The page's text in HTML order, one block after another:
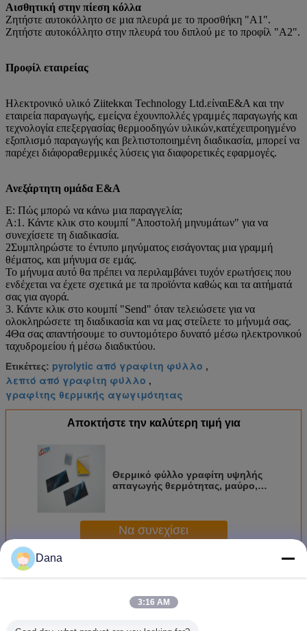
Αισθητική στην πίεση κόλλα
Ζητήστε αυτοκόλλητο σε μια πλευρά με το προσθήκη "A1".
Ζητήστε αυτοκόλλητο στην πλευρά του διπλού με το προφίλ "A2".
Προφίλ εταιρείας
Ηλεκτρονικό υλικό Ziitekκαι Technology Ltd.είναιΕ&Α και την
εταιρεία παραγωγής, εμείςνα έχουνπολλές γραμμές παραγωγής και
τεχνολογία επεξεργασίας θερμοοδηγών υλικών,κατέχειπροηγμένο
εξοπλισμό παραγωγής και βελτιστοποιημένη διαδικασία, μπορεί να
παρέχει διάφοραθερμικές λύσεις για διαφορετικές εφαρμογές.
Ανεξάρτητη ομάδα Ε&Α
Ε: Πώς μπορώ να κάνω μια παραγγελία;
Α:1. Κάντε κλικ στο κουμπί "Αποστολή μηνυμάτων" για να
συνεχίσετε τη διαδικασία.
2Συμπληρώστε το έντυπο μηνύματος εισάγοντας μια γραμμή
θέματος, και μήνυμα σε εμάς.
Το μήνυμα αυτό θα πρέπει να περιλαμβάνει τυχόν ερωτήσεις που
ενδέχεται να έχετε σχετικά με τα προϊόντα καθώς και τα αιτήματά
σας για αγορά.
3. Κάντε κλικ στο κουμπί "Send" όταν τελειώσετε για να
ολοκληρώσετε τη διαδικασία και να μας στείλετε το μήνυμά σας.
4Θα σας απαντήσουμε το συντομότερο δυνατό μέσω ηλεκτρονικού
ταχυδρομείου ή μέσω διαδικτύου.
Ετικέττες: pyrolytic από γραφίτη φύλλο ,
λεπτό από γραφίτη φύλλο ,
γραφίτης θερμικής αγωγιμότητας
Αποκτήστε την καλύτερη τιμή για
Θερμικό φύλλο γραφίτη υψηλής
απαγωγής θερμότητας, μαύρο,
Να συνεχίσει
Περισσότεροι
Dana
3:16 AM